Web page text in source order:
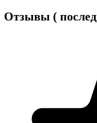
Отзывы (